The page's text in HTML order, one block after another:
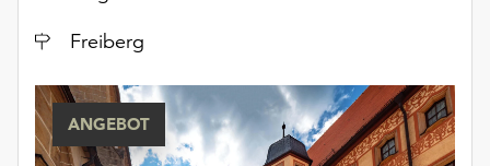
ohne
Einverständnis
weiterhin
ausgeführt.
Ort
Freiberg
ANGEBOT